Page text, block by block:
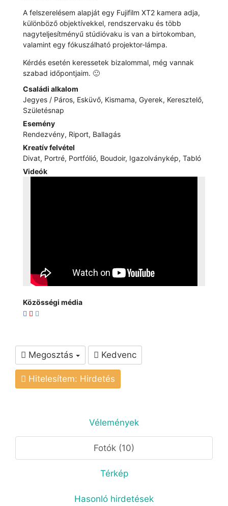
A felszerelésem alapját egy Fujifilm XT2 kamera adja,
különböző objektívekkel, rendszervaku és több
nagyteljesítményű stúdióvaku is van a birtokomban,
valamint egy fókuszálható projektor-lámpa.
Kérdés esetén keressetek bizalommal, még vannak
szabad időpontjaim. 🙂
Családi alkalom
Jegyes / Páros, Esküvő, Kismama, Gyerek, Keresztelő,
Születésnap
Esemény
Rendezvény, Riport, Ballagás
Kreatív felvétel
Divat, Portré, Portfólió, Boudoir, Igazolványkép, Tabló
Videók
Közösségi média
Megosztás Kedvenc
Hitelesítem: Hirdetés
Vélemények
Fotók (10)
Térkép
Hasonló hirdetések